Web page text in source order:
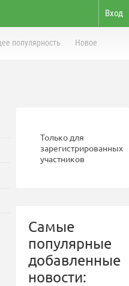
Вход
популярность Новое
Только для
зарегистрированных
участников
Самые
популярные
добавленные
новости: